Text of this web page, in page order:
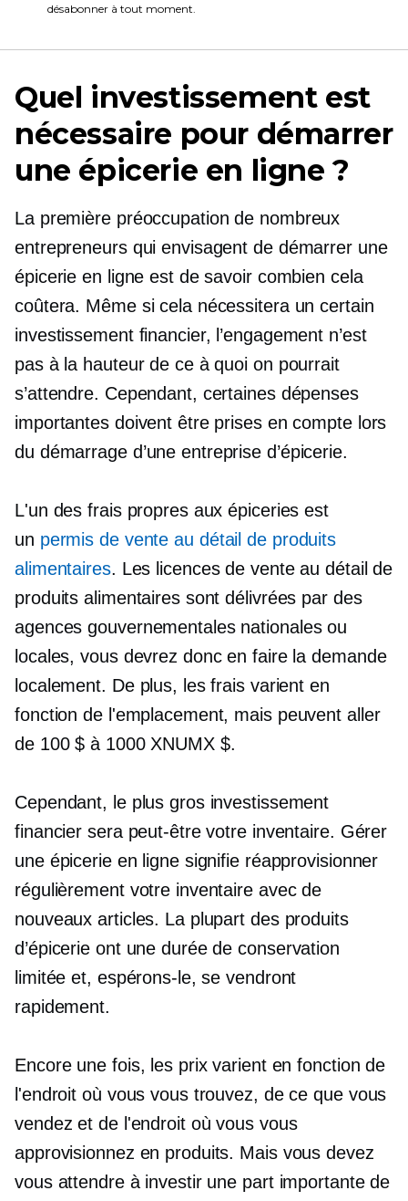
désabonner à tout moment.
Quel investissement est
nécessaire pour démarrer
une épicerie en ligne ?
La première préoccupation de nombreux
entrepreneurs qui envisagent de démarrer une
épicerie en ligne est de savoir combien cela
coûtera. Même si cela nécessitera un certain
investissement financier, l’engagement n’est
pas à la hauteur de ce à quoi on pourrait
s’attendre. Cependant, certaines dépenses
importantes doivent être prises en compte lors
du démarrage d’une entreprise d’épicerie.
L'un des frais propres aux épiceries est
un permis de vente au détail de produits
alimentaires. Les licences de vente au détail de
produits alimentaires sont délivrées par des
agences gouvernementales nationales ou
locales, vous devrez donc en faire la demande
localement. De plus, les frais varient en
fonction de l'emplacement, mais peuvent aller
de 100 $ à 1000 XNUMX $.
Cependant, le plus gros investissement
financier sera peut-être votre inventaire. Gérer
une épicerie en ligne signifie réapprovisionner
régulièrement votre inventaire avec de
nouveaux articles. La plupart des produits
d’épicerie ont une durée de conservation
limitée et, espérons-le, se vendront
rapidement.
Encore une fois, les prix varient en fonction de
l'endroit où vous vous trouvez, de ce que vous
vendez et de l'endroit où vous vous
approvisionnez en produits. Mais vous devez
vous attendre à investir une part importante de